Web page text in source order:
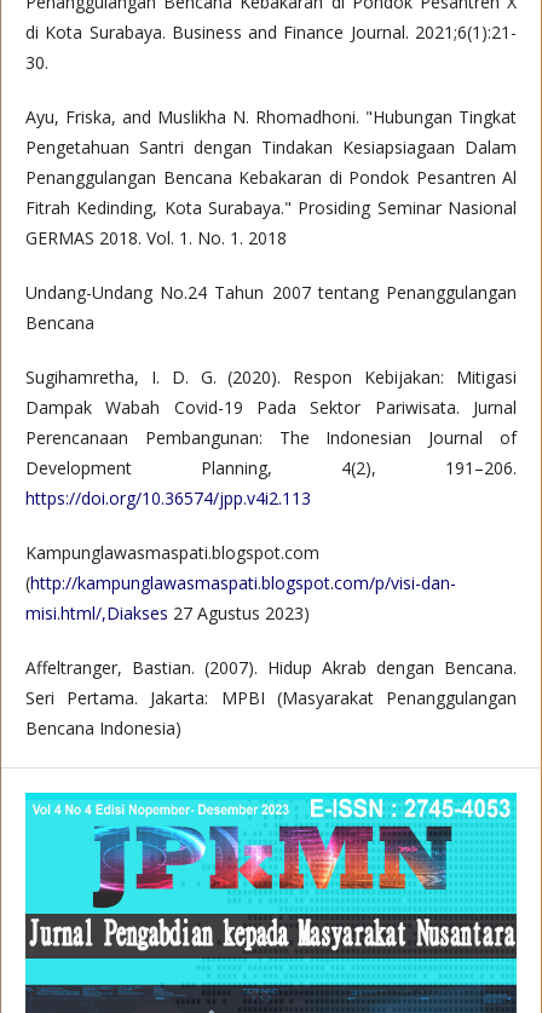
di Kota Surabaya. Business and Finance Journal. 2021;6(1):21-
30.
Ayu, Friska, and Muslikha N. Rhomadhoni. "Hubungan Tingkat
Pengetahuan Santri dengan Tindakan Kesiapsiagaan Dalam
Penanggulangan Bencana Kebakaran di Pondok Pesantren Al
Fitrah Kedinding, Kota Surabaya." Prosiding Seminar Nasional
GERMAS 2018. Vol. 1. No. 1. 2018
Undang-Undang No.24 Tahun 2007 tentang Penanggulangan
Bencana
Sugihamretha, I. D. G. (2020). Respon Kebijakan: Mitigasi
Dampak Wabah Covid-19 Pada Sektor Pariwisata. Jurnal
Perencanaan Pembangunan: The Indonesian Journal of
Development Planning, 4(2), 191–206.
https://doi.org/10.36574/jpp.v4i2.113
Kampunglawasmaspati.blogspot.com
(http://kampunglawasmaspati.blogspot.com/p/visi-dan-
misi.html/,Diakses 27 Agustus 2023)
Affeltranger, Bastian. (2007). Hidup Akrab dengan Bencana.
Seri Pertama. Jakarta: MPBI (Masyarakat Penanggulangan
Bencana Indonesia)